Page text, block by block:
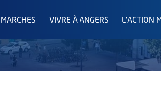
VIVRE À ANGERS L'ACTION